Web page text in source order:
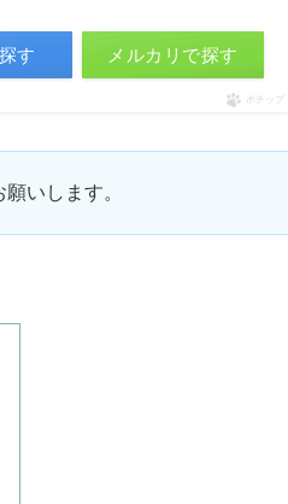
す メルカリで探す
ポチップ
いします。